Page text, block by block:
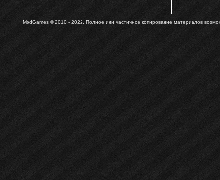
ModGames © 2010 - 2022. Полное или частичное копирование материалов